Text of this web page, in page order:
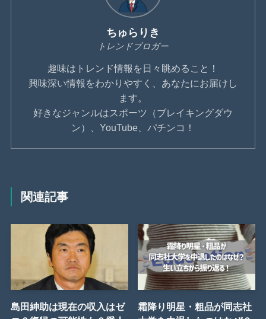
ちゅらりき
トレンドブロガー
趣味はトレンド情報を日々眺めること！
興味深い情報をわかりやすく、あなたにお届けし
ます。
好きなジャンルはスポーツ（ブレイキングダウ
ン）、YouTube、パチンコ！
関連記事
島田紳助は現在の収入はゼ
霜降り明星・粗品が同志社